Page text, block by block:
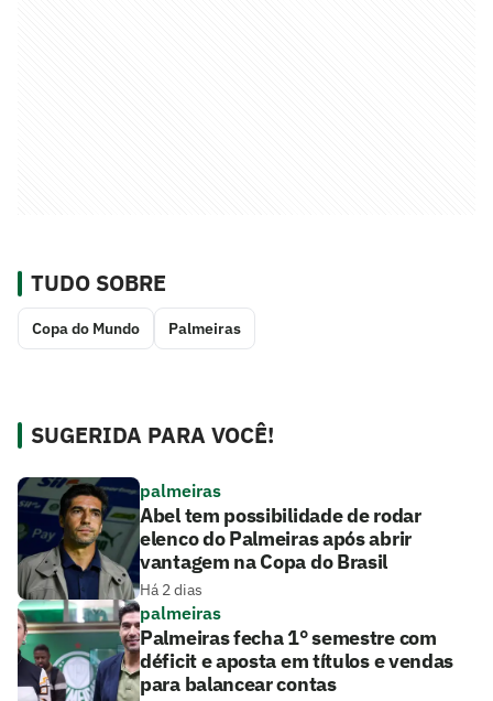
TUDO SOBRE
Copa do Mundo Palmeiras
SUGERIDA PARA VOCÊ!
palmeiras
Abel tem possibilidade de rodar
elenco do Palmeiras após abrir
vantagem na Copa do Brasil
Há 2 dias
palmeiras
Palmeiras fecha 1° semestre com
déficit e aposta em títulos e vendas
para balancear contas